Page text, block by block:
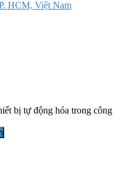
HCM, Việt Nam
bị tự động hóa trong công